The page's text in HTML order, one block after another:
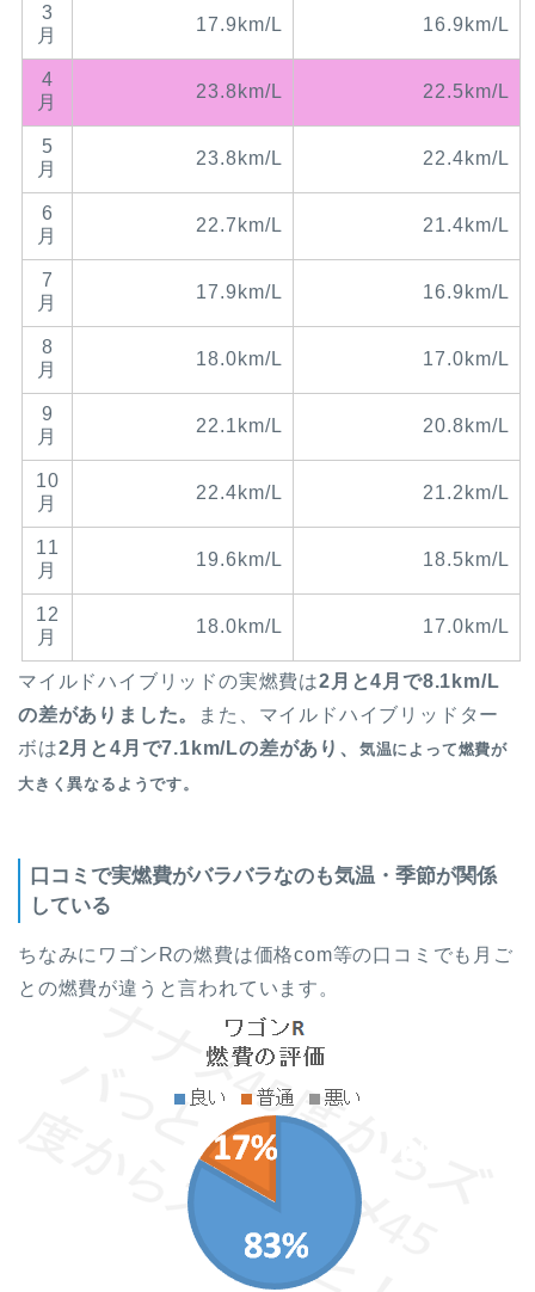
3
月
17.9km/L 16.9km/L
4
月
23.8km/L 22.5km/L
5
月
23.8km/L 22.4km/L
6
月
22.7km/L 21.4km/L
7
月
17.9km/L 16.9km/L
8
月
18.0km/L 17.0km/L
9
月
22.1km/L 20.8km/L
10
月
22.4km/L 21.2km/L
11
月
19.6km/L 18.5km/L
12
月
18.0km/L 17.0km/L
マイルドハイブリッドの実燃費は2月と4月で8.1km/L
の差がありました。
また、マイルドハイブリッドター
ボは2月と4月で7.1km/Lの差があり、 気温によって燃費が
大きく異なるようです。
口コミで実燃費がバラバラなのも気温・季節が関係
している
ちなみにワゴンRの燃費は価格com等の口コミでも月ご
との燃費が違うと言われています。